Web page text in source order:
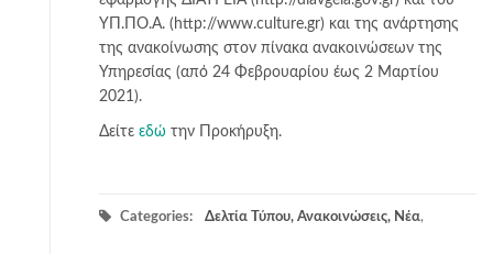
ΥΠ.ΠΟ.Α. (http://www.culture.gr) και της ανάρτησης
της ανακοίνωσης στον πίνακα ανακοινώσεων της
Υπηρεσίας (από 24 Φεβρουαρίου έως 2 Μαρτίου
2021).
Δείτε εδώ την Προκήρυξη.
Categories: Δελτία Τύπου, Ανακοινώσεις, Νέα,